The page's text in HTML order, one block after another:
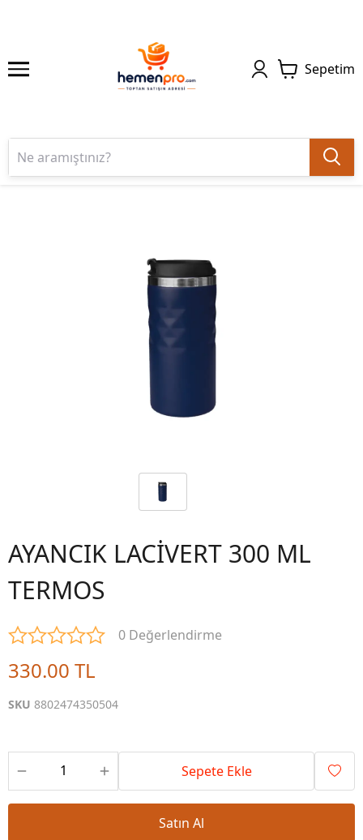
Sepetim
AYANCIK LACİVERT 300 ML
TERMOS
0 Değerlendirme
330.00 TL
SKU 8802474350504
Sepete Ekle
Satın Al